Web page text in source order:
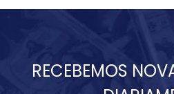
RECEBEMOS